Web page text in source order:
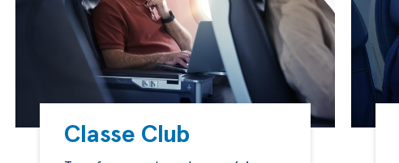
Classe Club